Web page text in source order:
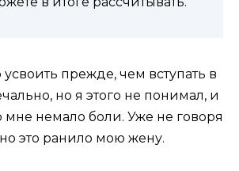
прежде, чем вступать в
но я этого не понимал, и
немало боли. Уже не говоря
это ранило мою жену.